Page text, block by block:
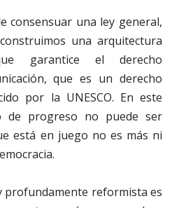
consensuar una ley general,
una arquitectura
garantice el derecho
que es un derecho
por la UNESCO. En este
de progreso no puede ser
está en juego no es más ni
profundamente reformista es